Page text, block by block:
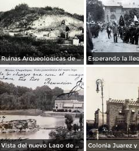
Ruinas Arqueologicas de Teotihuacan por el Fotógrafo Felix Miret. ( Circulada el 27 de Diciembre de 1911 ).
Vista del nuevo Lago de Chapultepec por el Fotógrafo Felix Miret. ( Circulada el 6 de Octubre de 1917 ).